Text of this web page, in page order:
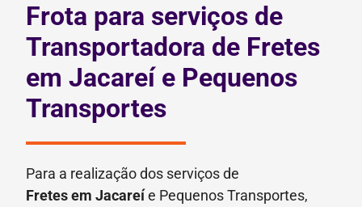
Frota para serviços de
Transportadora de Fretes
em Jacareí e Pequenos
Transportes
Para a realização dos serviços de
Fretesem Jacareíe Pequenos Transportes,